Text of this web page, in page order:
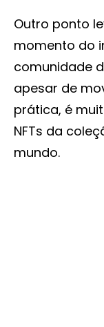
Outro ponto
momento do
comunidade
apesar de
prática, é
NFTs da
mundo.